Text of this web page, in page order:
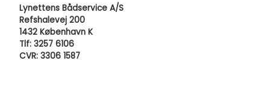
Lynettens Bådservice A/S
Refshalevej 200
1432 København K
Tlf: 3257 6106
CVR: 3306 1587